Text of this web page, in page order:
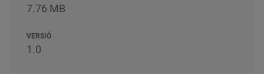
7.76 MB
VERSIÓ
1.0